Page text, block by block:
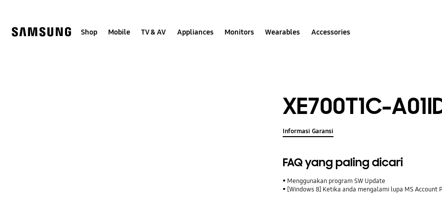
Shop Mobile TV & AV Appliances Monitors Wearables Accessories
XE700T1C-
Informasi Garansi
FAQ yang paling dicari
Menggunakan program SW Update
[Windows 8] Ketika anda mengalami lupa MS Account